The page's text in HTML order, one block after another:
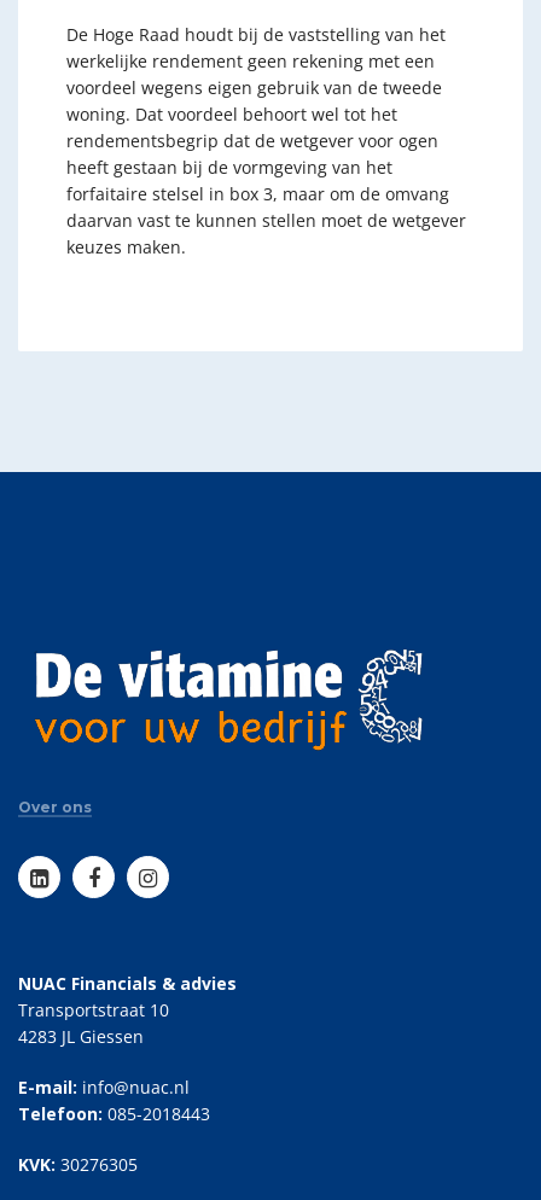
De Hoge Raad houdt bij de vaststelling van het
werkelijke rendement geen rekening met een
voordeel wegens eigen gebruik van de tweede
woning. Dat voordeel behoort wel tot het
rendementsbegrip dat de wetgever voor ogen
heeft gestaan bij de vormgeving van het
forfaitaire stelsel in box 3, maar om de omvang
daarvan vast te kunnen stellen moet de wetgever
keuzes maken.
Over ons
NUAC Financials & advies
Transportstraat 10
4283 JL Giessen
E-mail: info@nuac.nl
Telefoon: 085-2018443
KVK: 30276305